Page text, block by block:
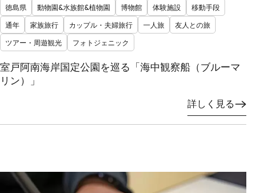
徳島県 動物園&水族館&植物園 博物館 体験施設
移動手段
通年
家族旅行 カップル・夫婦旅行 一人旅
友人との旅
ツアー・周遊観光
フォトジェニック
室戸阿南海岸国定公園を巡る「海中観察船（ブルーマ
リン）」
詳しく見る